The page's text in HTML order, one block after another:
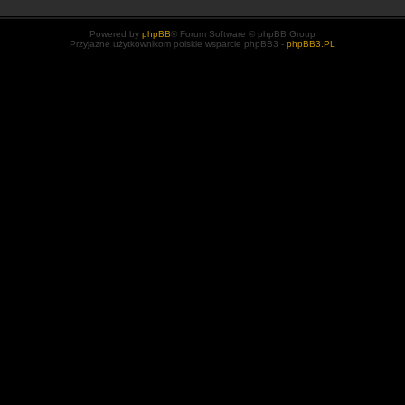
Powered by phpBB® Forum Software © phpBB Group
Przyjazne użytkownikom polskie wsparcie phpBB3 - phpBB3.PL